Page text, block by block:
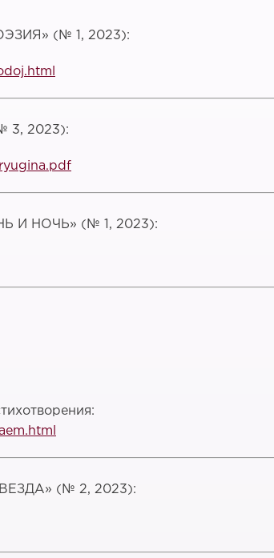
(№ 1, 2023):
2023):
И НОЧЬ» (№ 1, 2023):
(№ 2, 2023):